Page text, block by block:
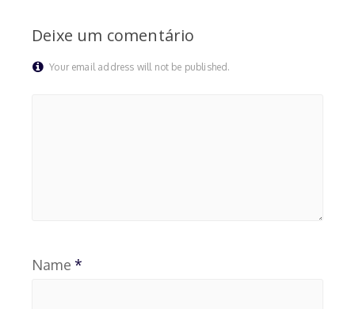
Deixe um comentário
Your email address will not be published.
Name *